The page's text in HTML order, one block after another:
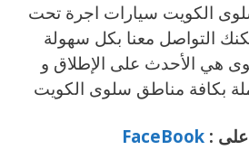
الكويت سيارات اجرة تحت
التواصل معنا بكل سهولة
هي الأحدث على الإطلاق و
بكافة مناطق سلوى الكويت
على :FaceBook